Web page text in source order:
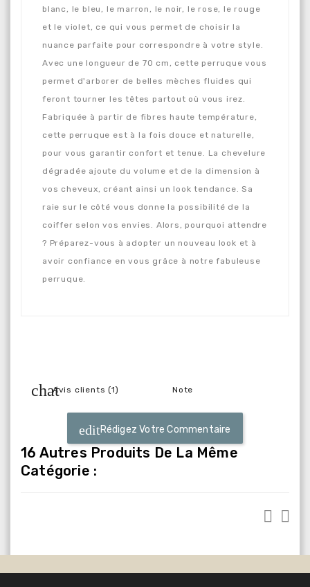
blanc, le bleu, le marron, le noir, le rose, le rouge
et le violet, ce qui vous permet de choisir la
nuance parfaite pour correspondre à votre style.
Avec une longueur de 70 cm, cette perruque vous
permet d'arborer de belles mèches fluides qui
feront tourner les têtes partout où vous irez.
Fabriquée à partir de fibres haute température,
cette perruque est à la fois douce et naturelle,
pour vous garantir confort et tenue. La chevelure
dégradée ajoute du volume et de la dimension à
vos cheveux, créant ainsi un look tendance. Sa
raie sur le côté vous donne la possibilité de la
coiffer selon vos envies. Alors, pourquoi attendre
? Préparez-vous à adopter un nouveau look et à
avoir confiance en vous grâce à notre fabuleuse
perruque.
Avis clients (1) Note
Rédigez Votre Commentaire
16 Autres Produits De La Même
Catégorie :